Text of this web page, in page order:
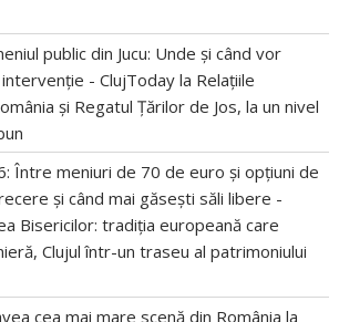
public din Jucu: Unde și când vor
- ClujToday la Relațiile
și Regatul Țărilor de Jos, la un nivel
Între meniuri de 70 de euro și opțiuni de
și când mai găsești săli libere -
Bisericilor: tradiția europeană care
Clujul într-un traseu al patrimoniului
cea mai mare scenă din România la